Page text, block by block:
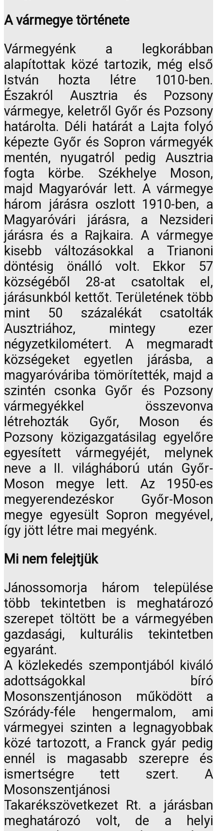
A vármegye története
Vármegyénk a legkorábban
alapítottak közé tartozik, még első
István hozta létre 1010-ben.
Északról Ausztria és Pozsony
vármegye, keletről Győr és Pozsony
határolta. Déli határát a Lajta folyó
képezte Győr és Sopron vármegyék
mentén, nyugatról pedig Ausztria
fogta körbe. Székhelye Moson,
majd Magyaróvár lett. A vármegye
három járásra oszlott 1910-ben, a
Magyaróvári járásra, a Nezsideri
járásra és a Rajkaira. A vármegye
kisebb változásokkal a Trianoni
döntésig önálló volt. Ekkor 57
községéből 28-at csatoltak el,
járásunkból kettőt. Területének több
mint 50 százalékát csatolták
Ausztriához, mintegy ezer
négyzetkilométert. A megmaradt
községeket egyetlen járásba, a
magyaróváriba tömörítették, majd a
szintén csonka Győr és Pozsony
vármegyékkel összevonva
létrehozták Győr, Moson és
Pozsony közigazgatásilag egyelőre
egyesített vármegyéjét, melynek
neve a II. világháború után Győr-
Moson megye lett. Az 1950-es
megyerendezéskor Győr-Moson
megye egyesült Sopron megyével,
így jött létre mai megyénk.
Mi nem felejtjük
Jánossomorja három települése
több tekintetben is meghatározó
szerepet töltött be a vármegyében
gazdasági, kulturális tekintetben
egyaránt.
A közlekedés szempontjából kiváló
adottságokkal bíró
Mosonszentjánoson működött a
Szórády-féle hengermalom, ami
vármegyei szinten a legnagyobbak
közé tartozott, a Franck gyár pedig
ennél is magasabb szerepre és
ismertségre tett szert. A
Mosonszentjánosi
Takarékszövetkezet Rt. a járásban
meghatározó volt, de a helyi